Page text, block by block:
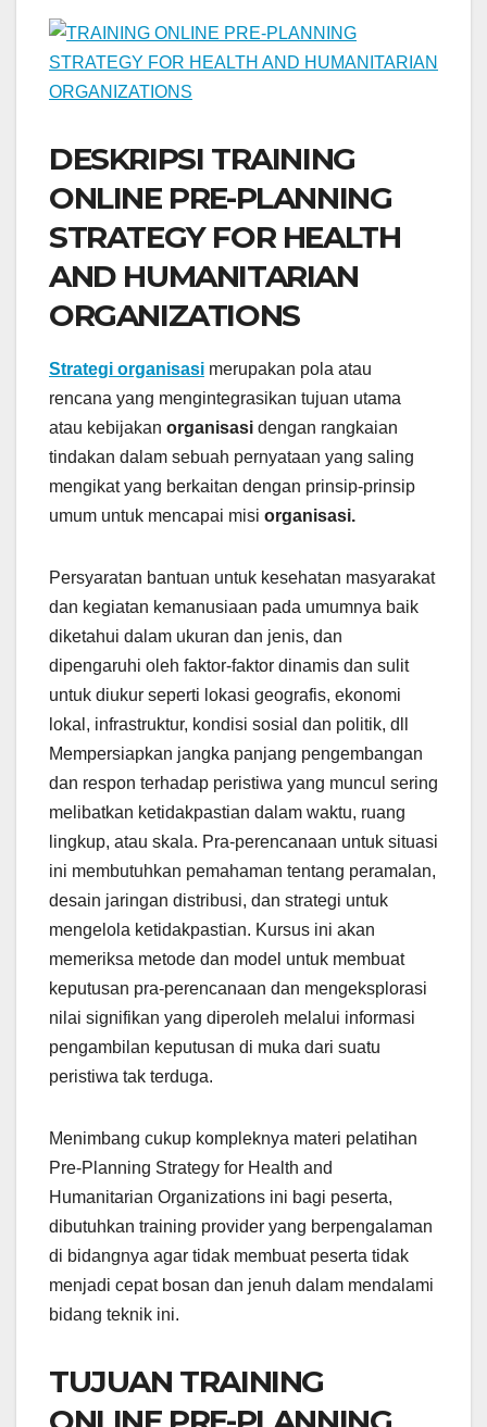
DESKRIPSI TRAINING
ONLINE PRE-PLANNING
STRATEGY FOR HEALTH
AND HUMANITARIAN
ORGANIZATIONS
Strategi organisasi merupakan pola atau
rencana yang mengintegrasikan tujuan utama
atau kebijakan organisasi dengan rangkaian
tindakan dalam sebuah pernyataan yang saling
mengikat yang berkaitan dengan prinsip-prinsip
umum untuk mencapai misi organisasi.
Persyaratan bantuan untuk kesehatan masyarakat
dan kegiatan kemanusiaan pada umumnya baik
diketahui dalam ukuran dan jenis, dan
dipengaruhi oleh faktor-faktor dinamis dan sulit
untuk diukur seperti lokasi geografis, ekonomi
lokal, infrastruktur, kondisi sosial dan politik, dll
Mempersiapkan jangka panjang pengembangan
dan respon terhadap peristiwa yang muncul sering
melibatkan ketidakpastian dalam waktu, ruang
lingkup, atau skala. Pra-perencanaan untuk situasi
ini membutuhkan pemahaman tentang peramalan,
desain jaringan distribusi, dan strategi untuk
mengelola ketidakpastian. Kursus ini akan
memeriksa metode dan model untuk membuat
keputusan pra-perencanaan dan mengeksplorasi
nilai signifikan yang diperoleh melalui informasi
pengambilan keputusan di muka dari suatu
peristiwa tak terduga.
Menimbang cukup kompleknya materi pelatihan
Pre-Planning Strategy for Health and
Humanitarian Organizations ini bagi peserta,
dibutuhkan training provider yang berpengalaman
di bidangnya agar tidak membuat peserta tidak
menjadi cepat bosan dan jenuh dalam mendalami
bidang teknik ini.
TUJUAN TRAINING